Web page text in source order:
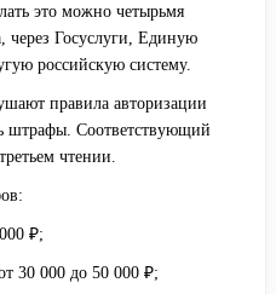
это можно четырьмя
через Госуслуги, Единую
российскую систему.
правила авторизации
штрафы. Соответствующий
чтении.
₽;
30 000 до 50 000 ₽;